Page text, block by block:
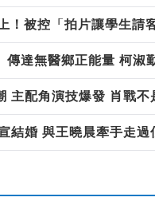
！被控「拍片讓學生請
傳達無醫鄉正能量 柯淑
主配角演技爆發 肖戰不
結婚 與王曉晨牽手走過